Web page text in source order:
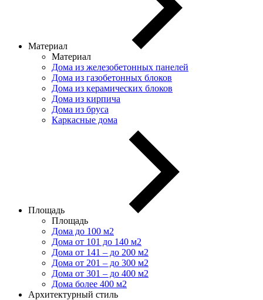
Материал
Материал
Дома из железобетонных панелей
Дома из газобетонных блоков
Дома из керамических блоков
Дома из кирпича
Дома из бруса
Каркасные дома
Площадь
Площадь
Дома до 100 м2
Дома от 101 до 140 м2
Дома от 141 – до 200 м2
Дома от 201 – до 300 м2
Дома от 301 – до 400 м2
Дома более 400 м2
Архитектурный стиль